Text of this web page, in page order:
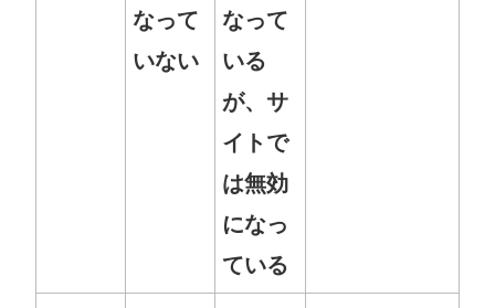
なって
いない
なって
いる
が、サ
イトで
は無効
になっ
ている